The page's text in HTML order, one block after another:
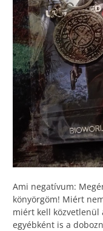
Ami negatívum:
könyörgöm! Miért
miért kell közvetlenül
egyébként is a